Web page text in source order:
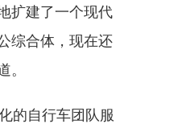
扩建了一个现代
综合体，现在还
。
的自行车团队服